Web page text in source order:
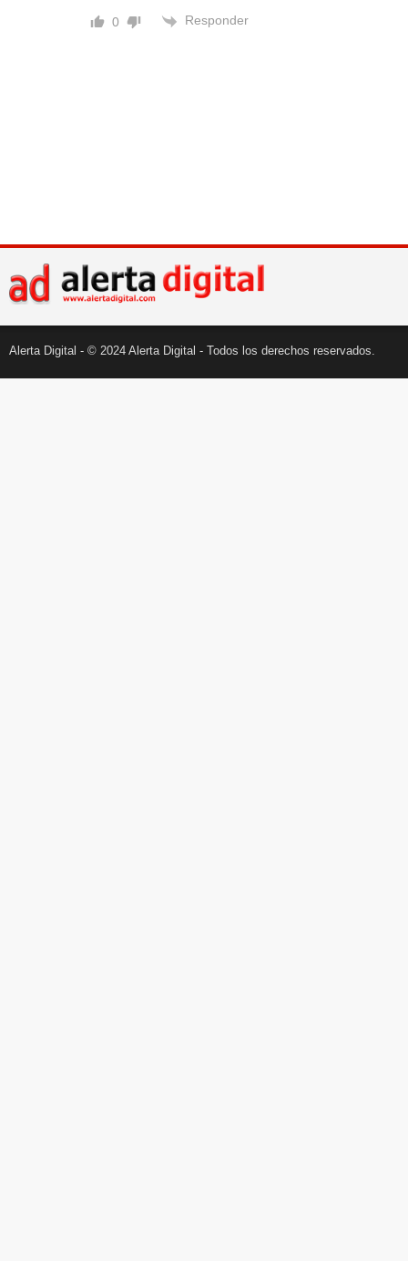
0 Responder
Alerta Digital - © 2024 Alerta Digital - Todos los derechos reservados.